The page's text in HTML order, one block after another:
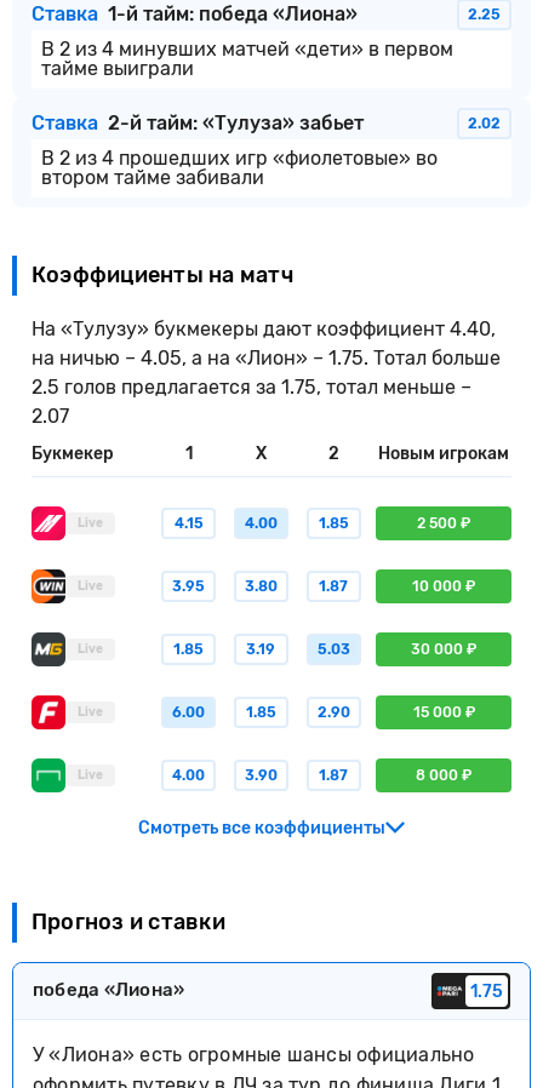
Ставка 1-й тайм: победа «Лиона» 2.25
В 2 из 4 минувших матчей «дети» в первом
тайме выиграли
Ставка 2-й тайм: «Тулуза» забьет 2.02
В 2 из 4 прошедших игр «фиолетовые» во
втором тайме забивали
Коэффициенты на матч
На «Тулузу» букмекеры дают коэффициент 4.40,
на ничью – 4.05, а на «Лион» – 1.75. Тотал больше
2.5 голов предлагается за 1.75, тотал меньше –
2.07
Букмекер 1 X 2 Новым игрокам
Live 4.15 4.00 1.85 2 500 ₽
Live 3.95 3.80 1.87 10 000 ₽
Live 1.85 3.19 5.03 30 000 ₽
Live 6.00 1.85 2.90 15 000 ₽
Live 4.00 3.90 1.87 8 000 ₽
Смотреть все коэффициенты
Прогноз и ставки
победа «Лиона» 1.75
У «Лиона» есть огромные шансы официально